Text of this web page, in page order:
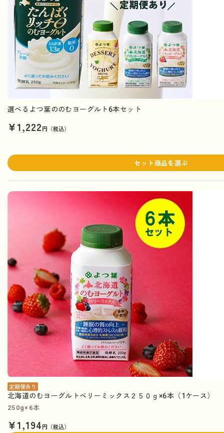
選べるよつ葉ののむヨーグルト6本セット
¥1,222円（税込）
セット商品を選ぶ
定期便あり
北海道のむヨーグルトベリーミックス２５０ｇ×6本（1ケース）
250g×6本
¥1,194円（税込）